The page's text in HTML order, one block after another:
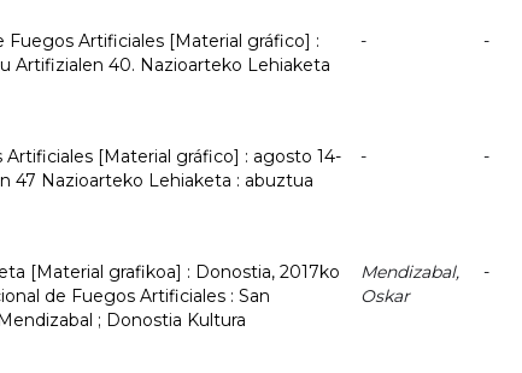
Artificiales [Material gráfico] :
Artifizialen 40. Nazioarteko Lehiaketa
- -
[Material gráfico] : agosto 14-
47 Nazioarteko Lehiaketa : abuztua
- -
[Material grafikoa] : Donostia, 2017ko
de Fuegos Artificiales : San
; Donostia Kultura
Mendizabal,
Oskar
-